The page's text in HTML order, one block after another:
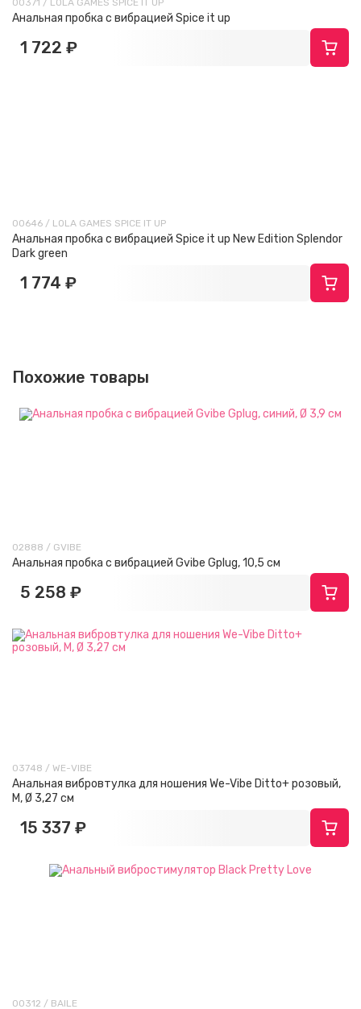
00371 / LOLA GAMES SPICE IT UP
Анальная пробка с вибрацией Spice it up
1 722 ₽
00646 / LOLA GAMES SPICE IT UP
Анальная пробка с вибрацией Spice it up New Edition Splendor
Dark green
1 774 ₽
Похожие товары
02888 / GVIBE
Анальная пробка с вибрацией Gvibe Gplug, 10,5 см
5 258 ₽
03748 / WE-VIBE
Анальная вибровтулка для ношения We-Vibe Ditto+ розовый,
M, Ø 3,27 см
15 337 ₽
00312 / BAILE